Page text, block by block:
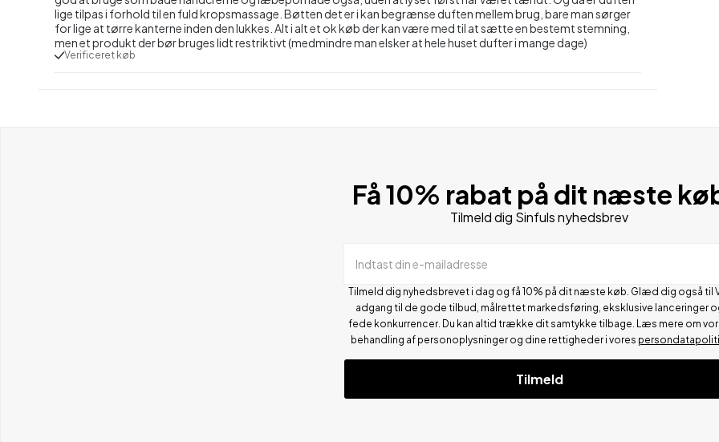
lige tilpas i forhold til en fuld kropsmassage. Bøtten det er i kan begrænse duften mellem brug, bare man sørger
for lige at tørre kanterne inden den lukkes. Alt i alt et ok køb der kan være med til at sætte en bestemt stemning,
men et produkt der bør bruges lidt restriktivt (medmindre man elsker at hele huset dufter i mange dage)
Verificeret køb
Få 10% rabat på dit næste
Tilmeld dig Sinfuls nyhedsbrev
Indtast din e-mailadresse
Tilmeld dig nyhedsbrevet i dag og få 10% på dit næste køb. Glæd dig også til
adgang til de gode tilbud, målrettet markedsføring, eksklusive lanceringer
fede konkurrencer. Du kan altid trække dit samtykke tilbage. Læs mere om
behandling af personoplysninger og dine rettigheder i vores
Tilmeld